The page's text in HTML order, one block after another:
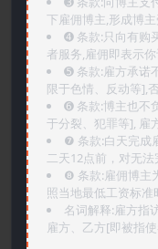
下雇佣博主,形成博
➍️ 条款:只向有购
者服务,雇佣即表示
➎ 条款:雇方承诺
限于色情、反动等],
➏️ 条款:博主也不
于分裂、犯罪等], 雇
❼ 条款:白天完成
二天12点前，对无
❽ 条款:雇佣博主
照当地最低工资标准
名词解释:雇方指
雇方、乙方[即被指